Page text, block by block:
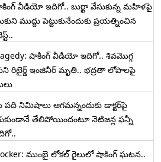
వీడియో ఇదిగో.. బుర్ఖా వేసుకున్న మహిళపై
ముద్దు పెట్టుకునేందుకు ప్రయత్నించిన
షాకింగ్ వీడియో ఇదిగో.. శివమొగ్గ
రిటైర్డ్ ఇంజినీర్ మృతి.. భద్రతా లోపాలపై
పది నిమిషాలు ఆగమన్నందుకు డాక్టర్‌పై
తేలిపోయిందంటూ నెటిజన్ల ఫన్నీ
ముంబై లోకల్ రైలులో షాకింగ్ ఘటన..